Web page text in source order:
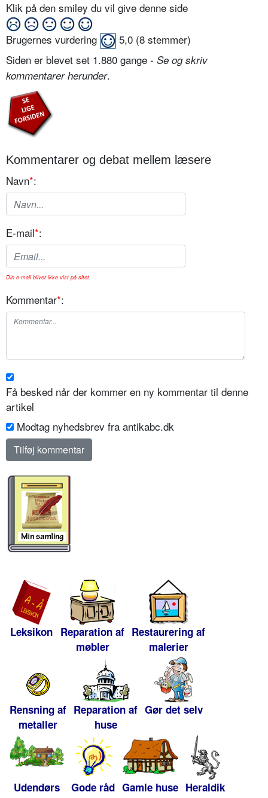
Klik på den smiley du vil give denne side
Brugernes vurdering 5,0 (8 stemmer)
Siden er blevet set 1.880 gange - Se og skriv
kommentarer herunder.
Kommentarer og debat mellem læsere
Navn*:
E-mail*:
Din e-mail bliver ikke vist på sitet.
Kommentar*:
Få besked når der kommer en ny kommentar til denne
artikel
Modtag nyhedsbrev fra antikabc.dk
Leksikon Reparation af
møbler
Restaurering af
malerier
Rensning af
metaller
Reparation af
huse
Gør det selv
Udendørs Gode råd Gamle huse Heraldik